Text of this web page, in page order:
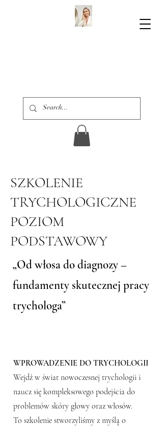
SZKOLENIE
TRYCHOLOGICZNE
POZIOM
PODSTAWOWY
„Od włosa do diagnozy –
fundamenty skutecznej pracy
trychologa”
WPROWADZENIE DO TRYCHOLOGII
Wejdź w świat nowoczesnej trychologii i
naucz się kompleksowego podejścia do
problemów skóry głowy oraz włosów.
To szkolenie stworzyliśmy z myślą o